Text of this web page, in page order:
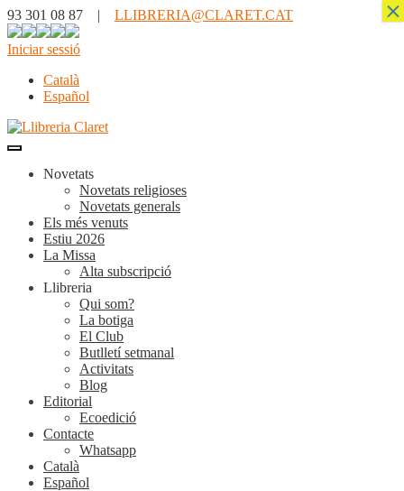
93 301 08 87 | LLIBRERIA@CLARET.CAT
Iniciar sessió
Català
Español
Novetats
Novetats religioses
Novetats generals
Els més venuts
Estiu 2026
La Missa
Alta subscripció
Llibreria
Qui som?
La botiga
El Club
Butlletí setmanal
Activitats
Blog
Editorial
Ecoedició
Contacte
Whatsapp
Català
Español
×